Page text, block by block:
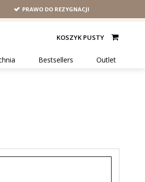
PRAWO DO REZYGNACJI
KOSZYK PUSTY
Bestsellers Outlet